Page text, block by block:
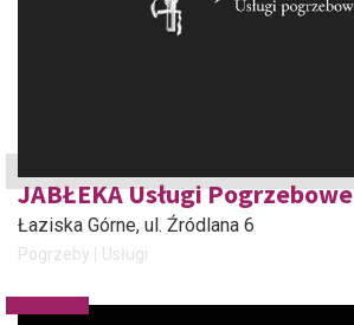
JABŁEKA Usługi Pogrzebowe
Łaziska Górne, ul. Źródlana 6
Pogrzeby Usługi